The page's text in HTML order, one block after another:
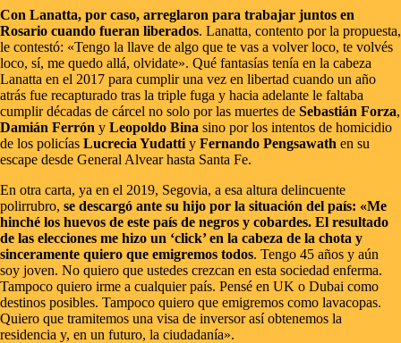
Con Lanatta, por caso, arreglaron para trabajar juntos en
Rosario cuando fueran liberados. Lanatta, contento por la propuesta,
le contestó: «Tengo la llave de algo que te vas a volver loco, te volvés
loco, sí, me quedo allá, olvidate». Qué fantasías tenía en la cabeza
Lanatta en el 2017 para cumplir una vez en libertad cuando un año
atrás fue recapturado tras la triple fuga y hacia adelante le faltaba
cumplir décadas de cárcel no solo por las muertes de Sebastián Forza,
Damián Ferrón y Leopoldo Bina sino por los intentos de homicidio
de los policías Lucrecia Yudatti y Fernando Pengsawath en su
escape desde General Alvear hasta Santa Fe.
En otra carta, ya en el 2019, Segovia, a esa altura delincuente
polirrubro, se descargó ante su hijo por la situación del país: «Me
hinché los huevos de este país de negros y cobardes. El resultado
de las elecciones me hizo un ‘click’ en la cabeza de la chota y
sinceramente quiero que emigremos todos. Tengo 45 años y aún
soy joven. No quiero que ustedes crezcan en esta sociedad enferma.
Tampoco quiero irme a cualquier país. Pensé en UK o Dubai como
destinos posibles. Tampoco quiero que emigremos como lavacopas.
Quiero que tramitemos una visa de inversor así obtenemos la
residencia y, en un futuro, la ciudadanía».